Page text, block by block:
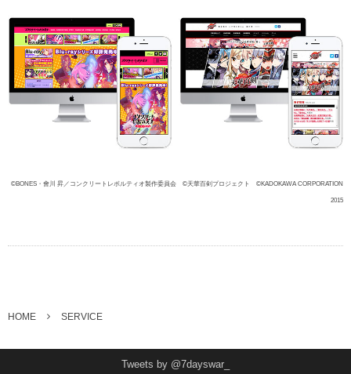
©BONES・會川 昇／コンクリートレボルティオ製作委員会 ©天華百剣プロジェクト ©KADOKAWA CORPORATION
2015
HOME SERVICE
Tweets by @7dayswar_